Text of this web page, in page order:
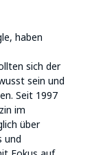
haben
sich der
sein und
Seit 1997
im
über
und